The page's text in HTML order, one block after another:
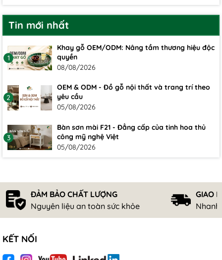
Tin mới nhất
1
Khay gỗ OEM/ODM: Nâng tầm thương hiệu độc
quyền
08/08/2026
2
OEM & ODM - Đồ gỗ nội thất và trang trí theo
yêu cầu
05/08/2026
3
Bàn sơn mài F21 - Đẳng cấp của tinh hoa thủ
công mỹ nghệ Việt
05/08/2026
ĐẢM BẢO CHẤT LƯỢNG
Nguyên liệu an toàn sức khỏe
GIAO
KẾT NỐI